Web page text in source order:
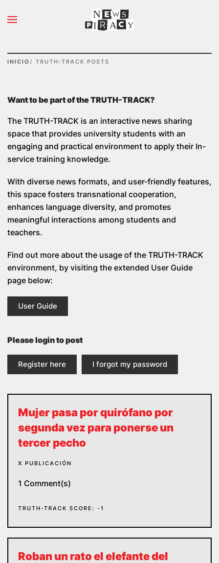
Ir al contenido principal
N S
I A Y
INICIO TRUTH-TRACK POSTS
Want to be part of the TRUTH-TRACK?
The TRUTH-TRACK is an interactive news sharing
space that provides university students with an
engaging and practical environment to apply their In-
service training knowledge.
With diverse news formats, and user-friendly features,
this space fosters transnational cooperation,
enhances language diversity, and promotes
meaningful interactions among students and
teachers.
Find out more about the usage of the TRUTH-TRACK
environment, by visiting the extended User Guide
page below:
User Guide
Please login to post
Register here I forgot my password
Mujer pasa por quirófano por
segunda vez para ponerse un
tercer pecho
X PUBLICACIÓN
1 Comment(s)
TRUTH-TRACK SCORE: -1
Roban un rato el elefante del